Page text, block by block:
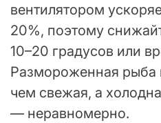
вентилятором
20%, поэтому
10–20 градусов или
Размороженная рыба
чем свежая, а
— неравномерно.